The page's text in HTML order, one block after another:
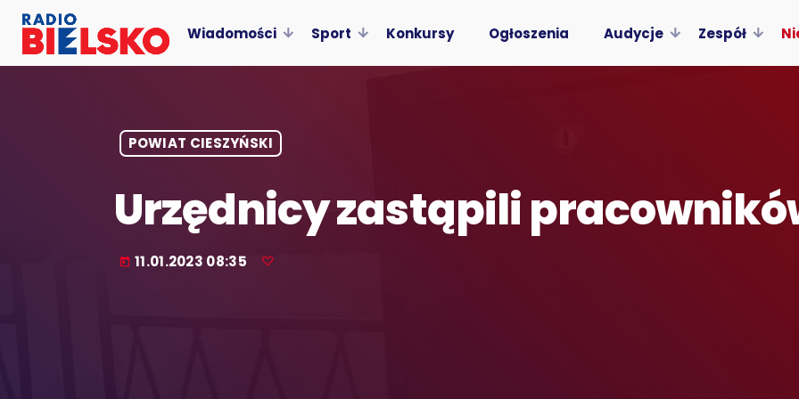
Wiadomości Sport Konkursy Ogłoszenia Audycje Zespół
POWIAT CIESZYŃSKI
Urzędnicy zastąpili
today 11.01.2023 08:35